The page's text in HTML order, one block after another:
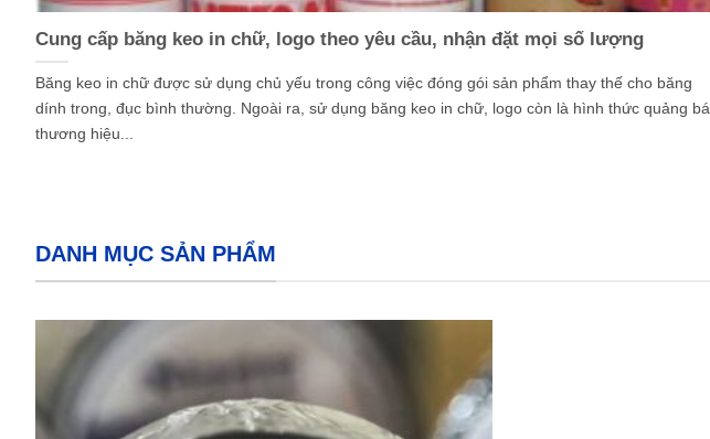
Cung cấp băng keo in chữ, logo theo yêu cầu, nhận đặt mọi số lượng
Băng keo in chữ được sử dụng chủ yếu trong công việc đóng gói sản phẩm thay thế cho băng
dính trong, đục bình thường. Ngoài ra, sử dụng băng keo in chữ, logo còn là hình thức quảng bá
thương hiệu...
DANH MỤC SẢN PHẨM